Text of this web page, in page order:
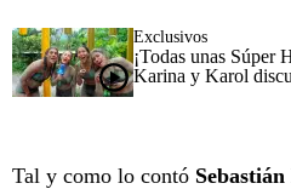
Exclusivos
¡Todas unas Súper
Karina y Karol
Tal y como lo contó